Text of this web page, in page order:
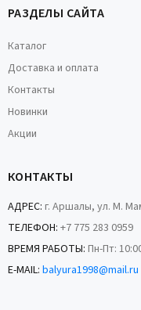
РАЗДЕЛЫ САЙТА
Каталог
Доставка и оплата
Контакты
Новинки
Акции
КОНТАКТЫ
АДРЕС: г. Аршалы, ул. М.
ТЕЛЕФОН: +7 775 283 0959
ВРЕМЯ РАБОТЫ: Пн-Пт:
E-MAIL: balyura1998@mail.ru